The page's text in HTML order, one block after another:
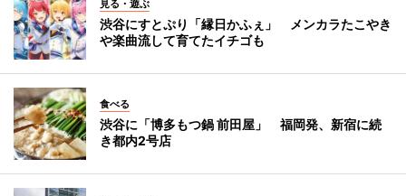
見る・遊ぶ
渋谷にすとぷり「縁日かふぇ」 メンカラたこやき
や楽曲流して育てたイチゴも
食べる
渋谷に「博多もつ鍋 前田屋」 福岡発、新宿に続
き都内2号店